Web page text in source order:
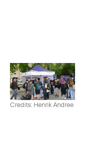
Credits: Henrik Andree